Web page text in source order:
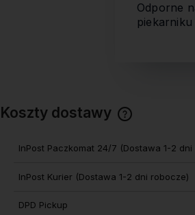
Odporne
Koszty dostawy
Cena nie
InPost Paczkomat 24/7 (Dostawa 1-2
InPost Kurier (Dostawa 1-2 dni robocze)
DPD Pickup